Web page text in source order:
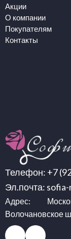
Телефон: +7
Эл.почта:
Адрес:
Волочановское
Акции
О компании
Покупателям
Контакты